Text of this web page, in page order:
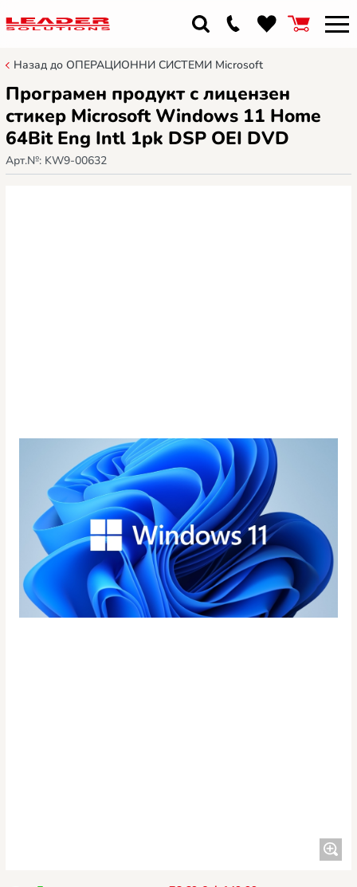
Назад до ОПЕРАЦИОННИ СИСТЕМИ Microsoft
Програмен продукт с лицензен
стикер Microsoft Windows 11 Home
64Bit Eng Intl 1pk DSP OEI DVD
Арт.№: KW9-00632